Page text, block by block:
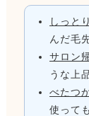
しっと
んだ毛
サロン
うな上
べたつ
使って